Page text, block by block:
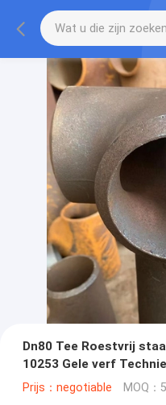
Dn80 Tee Roestvrij
10253 Gele verf
Prijs：negotiable MOQ：